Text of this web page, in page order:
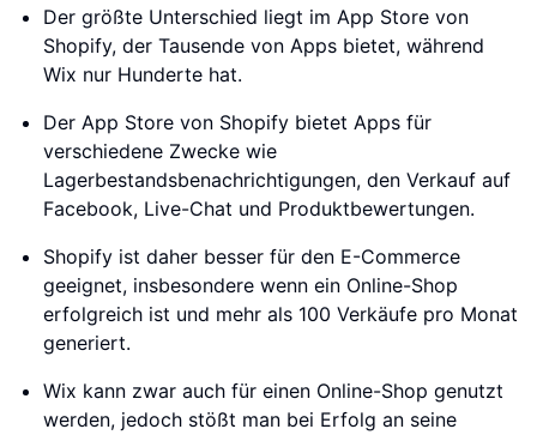
Der größte Unterschied liegt im App Store von
Shopify, der Tausende von Apps bietet, während
Wix nur Hunderte hat.
Der App Store von Shopify bietet Apps für
verschiedene Zwecke wie
Lagerbestandsbenachrichtigungen, den Verkauf auf
Facebook, Live-Chat und Produktbewertungen.
Shopify ist daher besser für den E-Commerce
geeignet, insbesondere wenn ein Online-Shop
erfolgreich ist und mehr als 100 Verkäufe pro Monat
generiert.
Wix kann zwar auch für einen Online-Shop genutzt
werden, jedoch stößt man bei Erfolg an seine